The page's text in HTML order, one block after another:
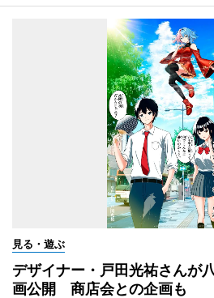
見る・遊ぶ
デザイナー・戸田光祐さんが
画公開 商店会との企画も